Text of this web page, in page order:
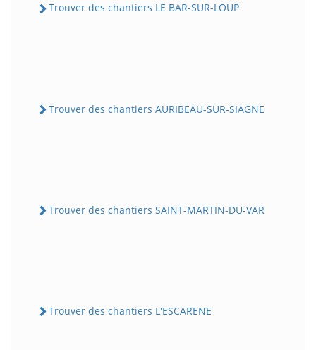
Trouver des chantiers LE BAR-SUR-LOUP
Trouver des chantiers AURIBEAU-SUR-SIAGNE
Trouver des chantiers SAINT-MARTIN-DU-VAR
Trouver des chantiers L'ESCARENE